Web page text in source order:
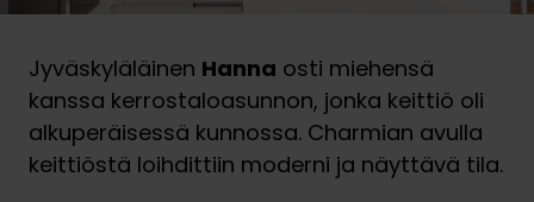
Jyväskyläläinen Hanna osti miehensä
kanssa kerrostaloasunnon, jonka keittiö oli
alkuperäisessä kunnossa. Charmian avulla
keittiöstä loihdittiin moderni ja näyttävä tila.